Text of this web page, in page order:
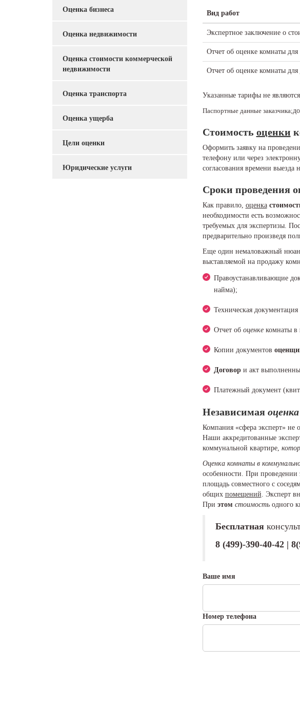
Оценка бизнеса
Оценка недвижимости
Оценка стоимости коммерческой
недвижимости
Оценка транспорта
Оценка ущерба
Цели оценки
Юридические услуги
Вид работ
Экспертное заключение о
Отчет об оценке комнаты для
Отчет об оценке комнаты для
Указанные тарифы не
Паспортные данные заказчика;
Стоимость оценки
Оформить заявку на
телефону или через
согласования времени выезда
Сроки проведения
Как правило, оценка
необходимости есть
требуемых для экспертизы.
предварительно произведя
Еще один немаловажный
выставляемой на продажу
Правоустанавливающие
найма);
Техническая
Отчет об оценкекомнаты в
Копии документов
Договори акт
Платежный документ
Независимая оценка
Компания «cфера эксперт» не
Наши аккредитованные
коммунальной квартире,
Оценка комнаты в
особенности. При проведении
площадь совместного с
общих помещений. Эксперт
При этом стоимостьодного
Бесплатная
8 (499)-390-40-42 |
Ваше имя
Номер телефона